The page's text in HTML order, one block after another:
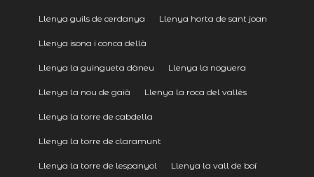
Llenya guils de cerdanya Llenya horta de sant joan
Llenya isona i conca dellà
Llenya la guingueta dàneu Llenya la noguera
Llenya la nou de gaià Llenya la roca del vallès
Llenya la torre de cabdella
Llenya la torre de claramunt
Llenya la torre de lespanyol Llenya la vall de boí